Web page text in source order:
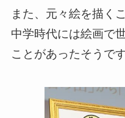
また、元々絵を描く
中学時代には絵画で
ことがあったそうです